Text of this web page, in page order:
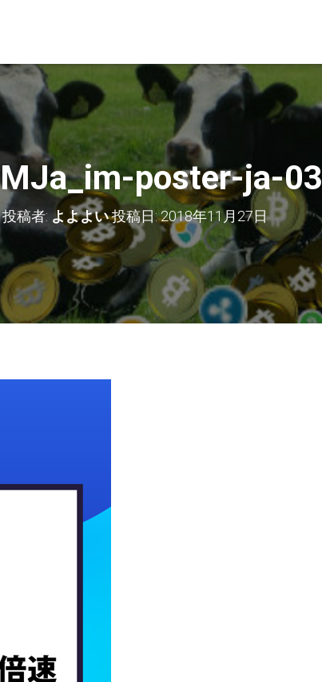
poster-ja-03
投稿者: よよよい投稿日:2018年11月27日